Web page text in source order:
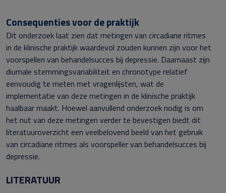
Consequenties voor de praktijk
Dit onderzoek laat zien dat metingen van circadiane ritmes
in de klinische praktijk waardevol zouden kunnen zijn voor het
voorspellen van behandelsucces bij depressie. Daarnaast zijn
diurnale stemmingsvariabiliteit en chronotype relatief
eenvoudig te meten met vragenlijsten, wat de
implementatie van deze metingen in de klinische praktijk
haalbaar maakt. Hoewel aanvullend onderzoek nodig is om
het nut van deze metingen verder te bevestigen biedt dit
literatuuroverzicht een veelbelovend beeld van het gebruik
van circadiane ritmes als voorspeller van behandelsucces bij
depressie.
LITERATUUR